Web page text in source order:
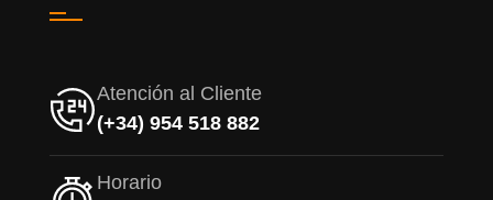
Atención al Cliente
(+34) 954 518 882
Horario